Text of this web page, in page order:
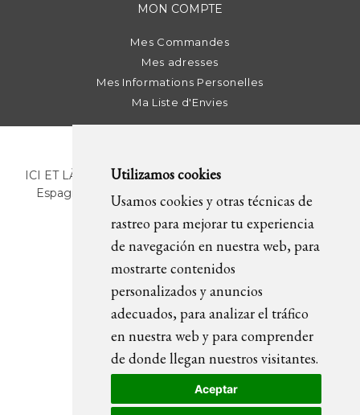
Utilizamos cookies
Usamos cookies y otras técnicas de
rastreo para mejorar tu experiencia
de navegación en nuestra web, para
mostrarte contenidos
personalizados y anuncios
adecuados, para analizar el tráfico
en nuestra web y para comprender
de donde llegan nuestros visitantes.
Aceptar
MON COMPTE
Mes Commandes
Mes adresses
Mes Informations Personelles
Ma Liste d'Envies
ICI ET LÀ | C/ Sant Pere Més Alt, 43 | 08003 Barcelona.
Espagne | T. +34 93 268 78 43 | +34 630 82 09 89 |